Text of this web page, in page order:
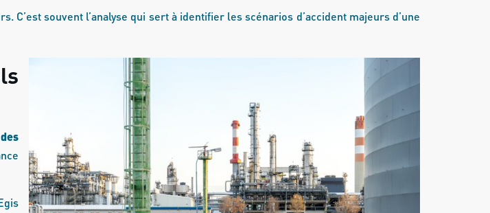
C’est souvent l’analyse qui sert à identifier les scénarios d’accident majeurs d’une